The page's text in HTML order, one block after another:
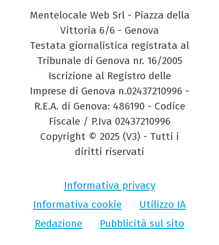
Mentelocale Web Srl - Piazza della
Vittoria 6/6 - Genova
Testata giornalistica registrata al
Tribunale di Genova nr. 16/2005
Iscrizione al Registro delle
Imprese di Genova n.02437210996 -
R.E.A. di Genova: 486190 - Codice
Fiscale / P.Iva 02437210996
Copyright © 2025 (V3) - Tutti i
diritti riservati
Informativa privacy
Informativa cookie
Utilizzo IA
Redazione
Pubblicità sul sito